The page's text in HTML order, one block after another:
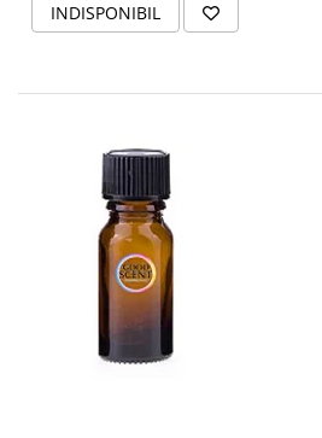
INDISPONIBIL